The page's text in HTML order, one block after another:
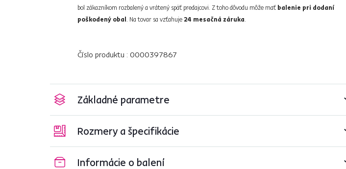
bol zákazníkom rozbalený a vrátený späť predajcovi. Z toho dôvodu môže mať balenie pri dodaní
poškodený obal . Na tovar sa vzťahuje 24 mesačná záruka
Číslo produktu : 0000397867
Základné parametre
Rozmery a špecifikácie
Informácie o balení